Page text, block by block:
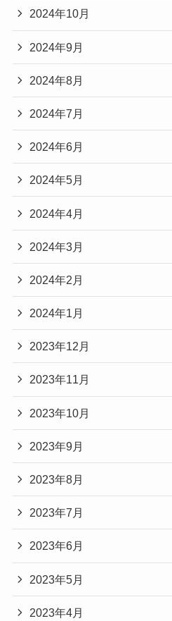
2024年10月
2024年9月
2024年8月
2024年7月
2024年6月
2024年5月
2024年4月
2024年3月
2024年2月
2024年1月
2023年12月
2023年11月
2023年10月
2023年9月
2023年8月
2023年7月
2023年6月
2023年5月
2023年4月